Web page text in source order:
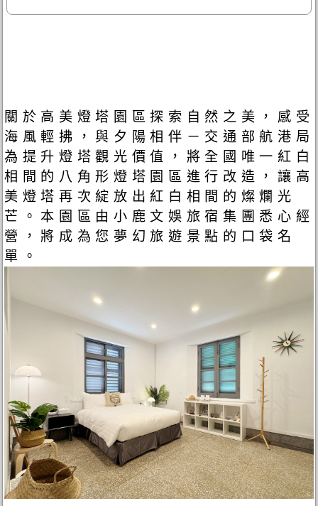
關於高美燈塔園區探索自然之美，感受
海風輕拂，與夕陽相伴－交通部航港局
為提升燈塔觀光價值，將全國唯一紅白
相間的八角形燈塔園區進行改造，讓高
美燈塔再次綻放出紅白相間的燦爛光
芒。本園區由小鹿文娛旅宿集團悉心經
營，將成為您夢幻旅遊景點的口袋名
單。